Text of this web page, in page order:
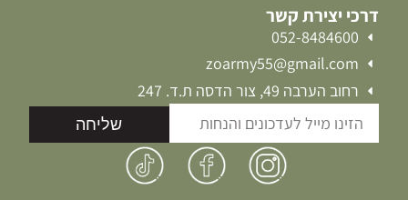
דרכי יצירת קשר
052-8484600
zoarmy55@gmail.com
רחוב הערבה 49, צור הדסה ת.ד. 247
שליחה